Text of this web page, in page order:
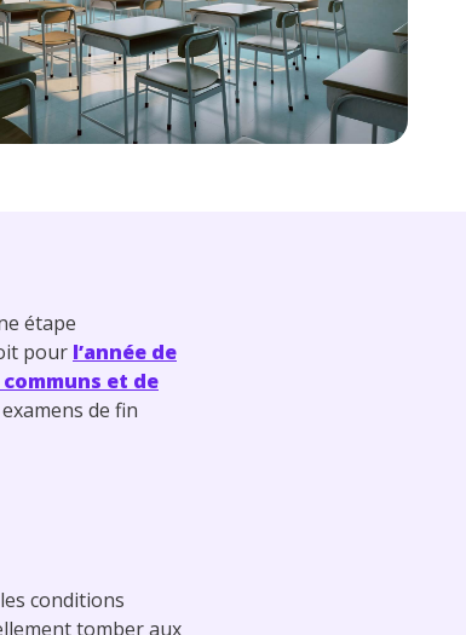
étape
pour l’année de
et de
de fin
conditions
tomber aux